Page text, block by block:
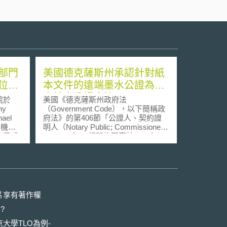
門
置
於
關
示或
法增
得
上宣
搜索
押
美國德克薩斯州承認針對紙
本文件的遠端墨水公證為法
定線上公證方法
美國《德克薩斯州政府法
（Government Code），以下簡稱政
府法》的第406節「公證人、契約證
明人（Notary Public; Commissioner
of Deeds）」相關修正案於2024年1
月1日正式生效，旨在針對該節的第
Land Title Association, ALTA）提出的
享有著作權
大學TLO為例-